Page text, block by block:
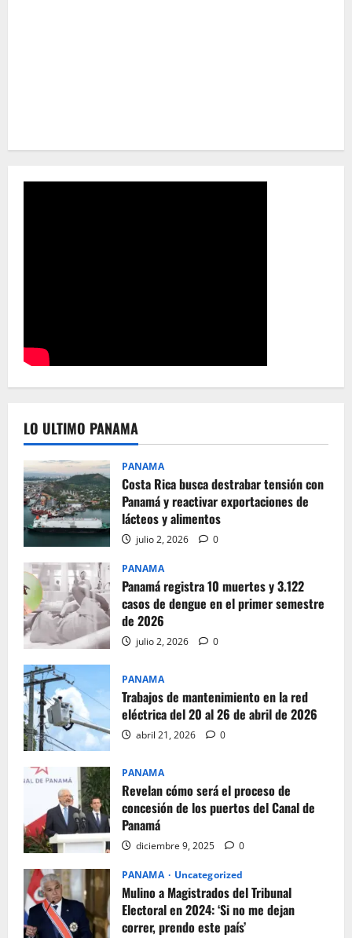
LO ULTIMO PANAMA
PANAMA
Costa Rica busca destrabar tensión con
Panamá y reactivar exportaciones de
lácteos y alimentos
julio 2, 2026 0
PANAMA
Panamá registra 10 muertes y 3.122
casos de dengue en el primer semestre
de 2026
julio 2, 2026 0
PANAMA
Trabajos de mantenimiento en la red
eléctrica del 20 al 26 de abril de 2026
abril 21, 2026 0
PANAMA
Revelan cómo será el proceso de
concesión de los puertos del Canal de
Panamá
diciembre 9, 2025 0
PANAMA Uncategorized
Mulino a Magistrados del Tribunal
Electoral en 2024: ‘Si no me dejan
correr, prendo este país’